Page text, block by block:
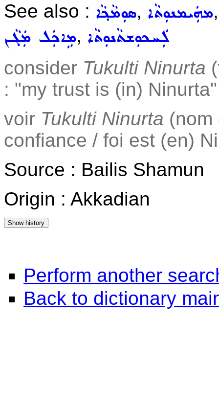
See also : ܣܘܼܡܵܟ݂ܵܐ, ܡܗܲܝܡܢܘܼܬܵܐ
ܡܹܐܟܲܠ ܡܲܓܵܢ, ܠܲܚܟܘܼܫܬܵܢܘܼܬܵܐ
consider Tukulti Ninurta
: "my trust is (in) Ninurta"
voir Tukulti Ninurta (nom
confiance / foi est (en)
Source : Bailis Shamun
Origin : Akkadian
Perform another
Back to dictionary